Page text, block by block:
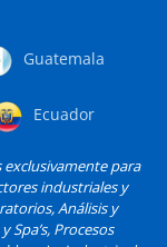
Guatemala
Ecuador
para
industriales y
Análisis y
Spa’s, Procesos